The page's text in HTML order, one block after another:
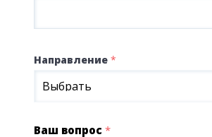
Направление *
Выбрать
Ваш вопрос *